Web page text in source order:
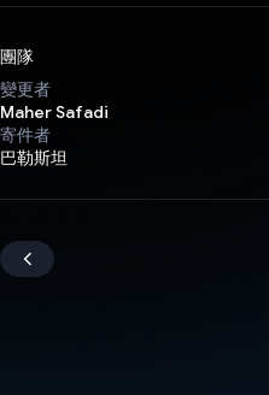
團隊
變更者
Maher Safadi
寄件者
巴勒斯坦